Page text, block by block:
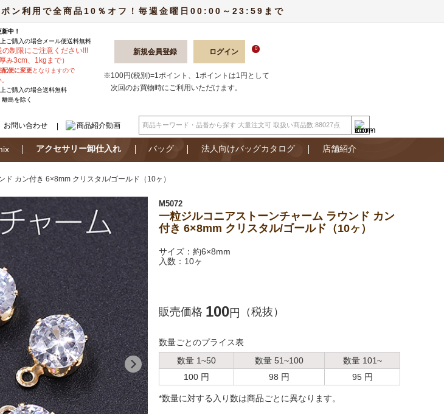
ン利用で全商品10％オフ！毎週金曜日00:00～23:59まで
中！
ご購入の場合 メール便送料無料
の制限にご注意ください!!!
み3cm、1kgまで）
配便に変更となりますので
ご購入の場合送料無料
島を除く
新規会員登録 ログイン 0
※100円(税別)=1ポイント、1ポイントは1円として
次回のお買物時にご利用いただけます。
お問い合わせ 商品紹介動画
アクセサリー卸仕入れ バッグ 法人向けバッグカタログ 店舗紹介
カン付き 6×8mm クリスタル/ゴールド（10ヶ）
M5072
一粒ジルコニアストーンチャーム ラウンド カン
付き 6×8mm クリスタル/ゴールド（10ヶ）
サイズ：約6×8mm
入数：10ヶ
販売価格 100円 （税抜）
数量ごとのプライス表
数量 1~50
数量 51~100
数量 101~
100 円
98 円 95 円
*数量に対する⼊り数は商品ごとに異なります。